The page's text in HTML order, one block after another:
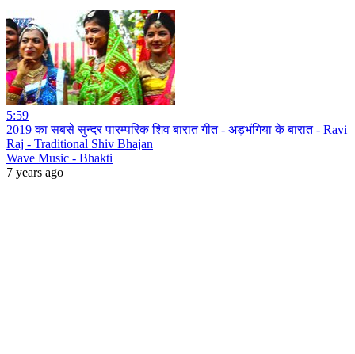
5:59
2019 का सबसे सुन्दर पारम्परिक शिव बारात गीत - अड़भंगिया के बारात - Ravi
Raj - Traditional Shiv Bhajan
Wave Music - Bhakti
7 years ago